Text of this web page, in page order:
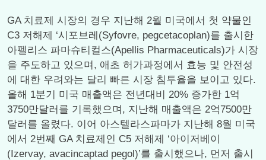
GA 치료제 시장의 경우 지난해 2월 미국에서 첫 약물인
C3 저해제 ‘시포브레(Syfovre, pegcetacoplan)를 출시한
아펠리스 파마슈티컬스(Apellis Pharmaceuticals)가 시장
을 주도하고 있으며, 애초 허가과정에서 효능 및 안전성
에 대한 우려와는 달리 빠른 시장 침투율을 보이고 있다.
올해 1분기 미국 매출액은 전년대비 20% 증가한 1억
3750만달러를 기록했으며, 지난해 매출액은 2억7500만
달러를 올렸다. 이어 아스텔라스파마가 지난해 8월 미국
에서 2번째 GA 치료제인 C5 저해제 ‘아이저베이
(Izervay, avacincaptad pegol)’를 출시했으나, 먼저 출시